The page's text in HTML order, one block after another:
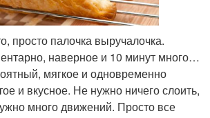
просто палочка выручалочка.
наверное и 10 минут много…
мягкое и одновременно
и вкусное. Не нужно ничего слоить,
много движений. Просто все